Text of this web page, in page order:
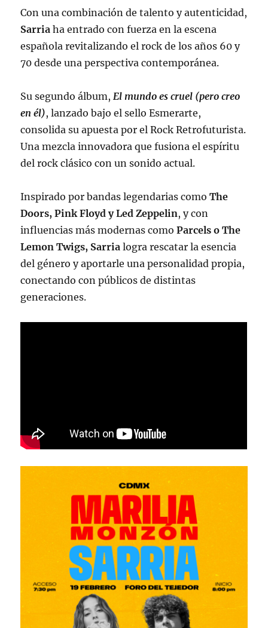
Con una combinación de talento y autenticidad,
Sarria ha entrado con fuerza en la escena
española revitalizando el rock de los años 60 y
70 desde una perspectiva contemporánea.
Su segundo álbum,El mundo es cruel (pero creo
en él), lanzado bajo el sello Esmerarte,
consolida su apuesta por el Rock Retrofuturista.
Una mezcla innovadora que fusiona el espíritu
del rock clásico con un sonido actual.
Inspirado por bandas legendarias como The
Doors, Pink Floyd y Led Zeppelin, y con
influencias más modernas comoParcels o The
Lemon Twigs, Sarria logra rescatar la esencia
del género y aportarle una personalidad propia,
conectando con públicos de distintas
generaciones.